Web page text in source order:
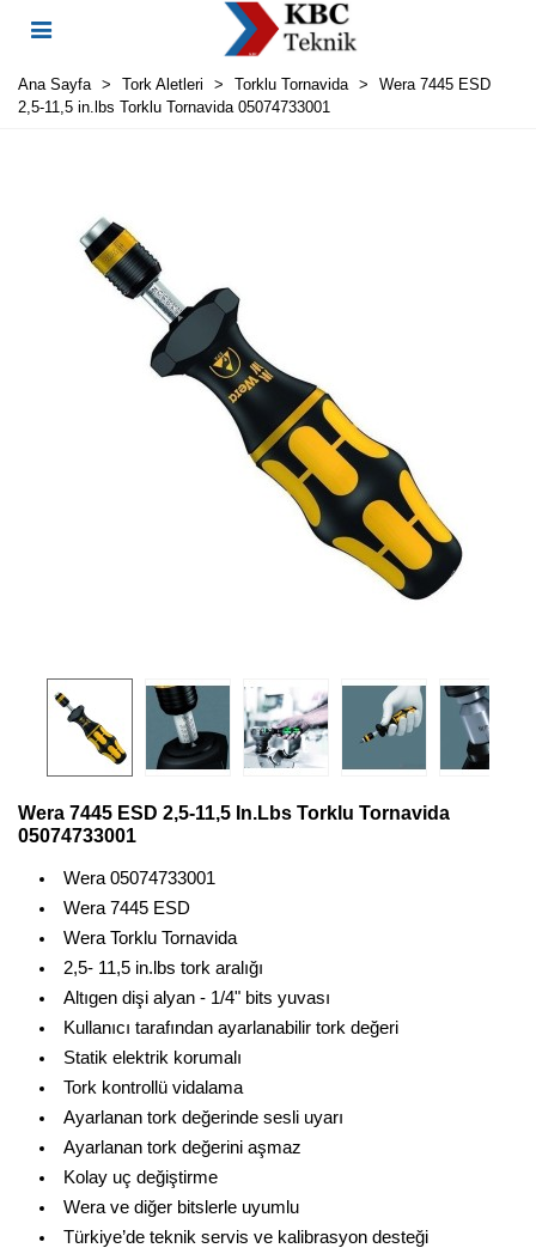
Ana Sayfa > Tork Aletleri > Torklu Tornavida >
Wera 7445 ESD
2,5-11,5 in.lbs Torklu Tornavida 05074733001
Wera 7445 ESD 2,5-11,5 In.lbs Torklu Tornavida
05074733001
Wera 05074733001
Wera 7445 ESD
Wera Torklu Tornavida
2,5- 11,5 in.lbs tork aralığı
Altıgen dişi alyan - 1/4" bits yuvası
Kullanıcı tarafından ayarlanabilir tork değeri
Statik elektrik korumalı
Tork kontrollü vidalama
Ayarlanan tork değerinde sesli uyarı
Ayarlanan tork değerini aşmaz
Kolay uç değiştirme
Wera ve diğer bitslerle uyumlu
Türkiye’de teknik servis ve kalibrasyon desteği